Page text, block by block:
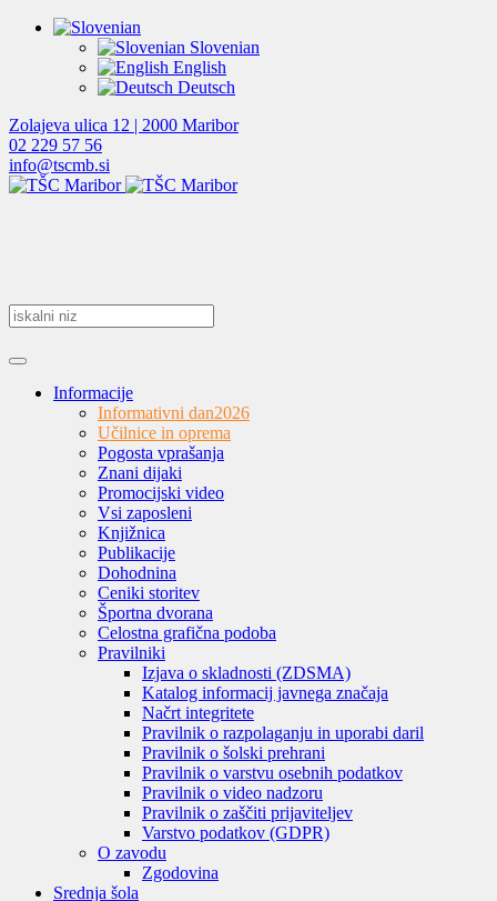
Slovenian
English
Deutsch
Zolajeva ulica 12 | 2000 Maribor
02 229 57 56
info@tscmb.si
Informacije
Informativni dan2026
Učilnice in oprema
Pogosta vprašanja
Znani dijaki
Promocijski video
Vsi zaposleni
Knjižnica
Publikacije
Dohodnina
Ceniki storitev
Športna dvorana
Celostna grafična podoba
Pravilniki
Izjava o skladnosti (ZDSMA)
Katalog informacij javnega značaja
Načrt integritete
Pravilnik o razpolaganju in uporabi daril
Pravilnik o šolski prehrani
Pravilnik o varstvu osebnih podatkov
Pravilnik o video nadzoru
Pravilnik o zaščiti prijaviteljev
Varstvo podatkov (GDPR)
O zavodu
Zgodovina
Srednja šola